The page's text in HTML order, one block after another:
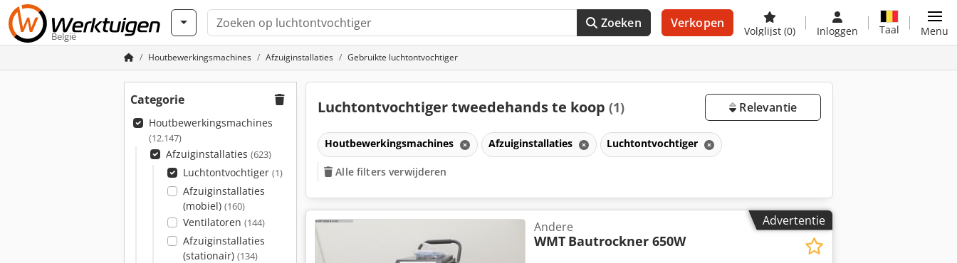
België
Zoeken Verkopen
Volglijst (0) Inloggen Taal Menu
Houtbewerkingsmachines Afzuiginstallaties Gebruikte luchtontvochtiger
Categorie
Houtbewerkingsmachines
(12.147)
Afzuiginstallaties (623)
Luchtontvochtiger (1)
Afzuiginstallaties
(mobiel) (160)
Ventilatoren (144)
Afzuiginstallaties
(stationair) (134)
Luchtontvochtiger tweedehands te koop (1) Relevantie
Houtbewerkingsmachines Afzuiginstallaties Luchtontvochtiger
Alle filters verwijderen
Advertentie
Andere
WMT Bautrockner 650W